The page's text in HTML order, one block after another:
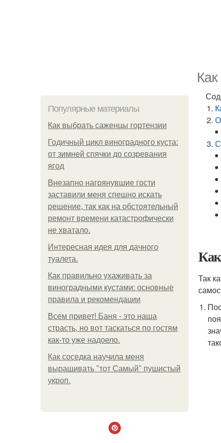
Популярные материалы
Как выбрать саженцы гортензии
Годичный цикл виноградного куста:
от зимней спячки до созревания
ягод
Внезапно нагрянувшие гости
заставили меня спешно искать
решение, так как на обстоятельный
ремонт времени катастрофически
не хватало.
Интересная идея для дачного
туалета.
Как правильно ухаживать за
виноградными кустами: основные
правила и рекомендации
Всем привет! Баня - это наша
страсть, но вот таскаться по гостям
как-то уже надоело.
Как соседка научила меня
выращивать "тот Самый" пушистый
укроп.
Так